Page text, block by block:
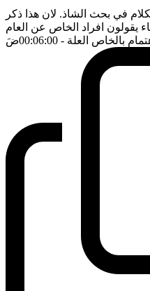
في بحث الشاذ. لان هذا ذكر
يقولون افراد الخاص عن العام
بالخاص العلة - 00:06:00 ضَ